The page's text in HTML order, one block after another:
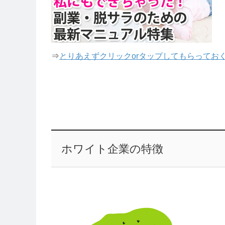
⇒とりあえずクリックorタップしてもらってお
ホワイト企業の特徴